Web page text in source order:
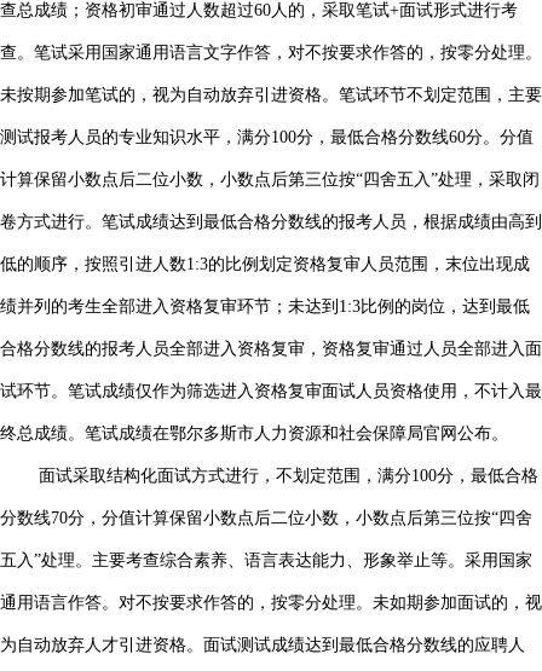
查总成绩；资格初审通过人数超过60人的，采取笔试+面试形式进行考
查。笔试采用国家通用语言文字作答，对不按要求作答的，按零分处理。
未按期参加笔试的，视为自动放弃引进资格。笔试环节不划定范围，主要
测试报考人员的专业知识水平，满分100分，最低合格分数线60分。分值
计算保留小数点后二位小数，小数点后第三位按“四舍五入”处理，采取闭
卷方式进行。笔试成绩达到最低合格分数线的报考人员，根据成绩由高到
低的顺序，按照引进人数1:3的比例划定资格复审人员范围，末位出现成
绩并列的考生全部进入资格复审环节；未达到1:3比例的岗位，达到最低
合格分数线的报考人员全部进入资格复审，资格复审通过人员全部进入面
试环节。笔试成绩仅作为筛选进入资格复审面试人员资格使用，不计入最
终总成绩。笔试成绩在鄂尔多斯市人力资源和社会保障局官网公布。
面试采取结构化面试方式进行，不划定范围，满分100分，最低合格
分数线70分，分值计算保留小数点后二位小数，小数点后第三位按“四舍
五入”处理。主要考查综合素养、语言表达能力、形象举止等。采用国家
通用语言作答。对不按要求作答的，按零分处理。未如期参加面试的，视
为自动放弃人才引进资格。面试测试成绩达到最低合格分数线的应聘人